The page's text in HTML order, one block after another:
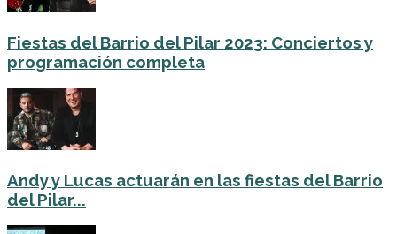
Fiestas del Barrio del Pilar 2023: Conciertos y
programación completa
Andy y Lucas actuarán en las fiestas del Barrio
del Pilar...